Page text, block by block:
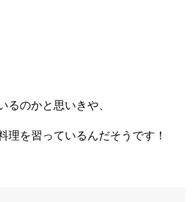
るのかと思いきや、
理を習っているんだそうです！